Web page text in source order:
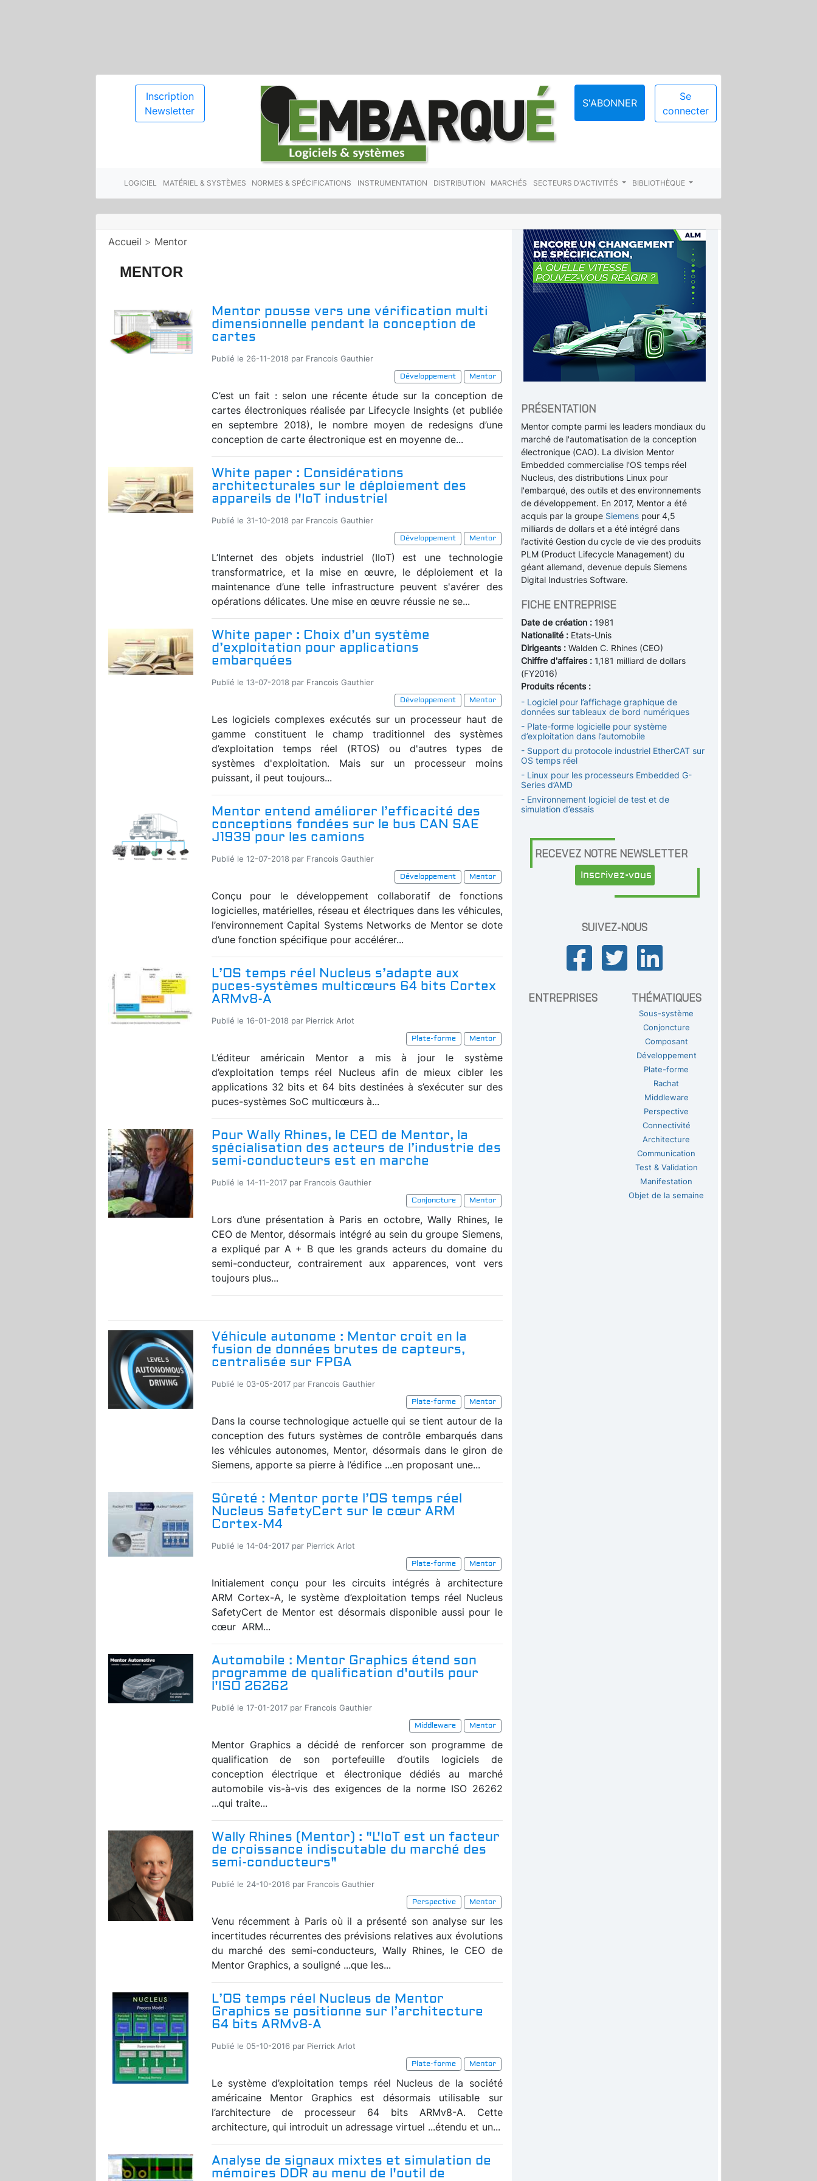
Inscription
Newsletter
S'ABONNER
Se
connecter
LOGICIEL MATÉRIEL & SYSTÈMES NORMES & SPÉCIFICATIONS INSTRUMENTATION DISTRIBUTION MARCHÉS SECTEURS D'ACTIVITÉS BIBLIOTHÈQUE
Accueil > Mentor
MENTOR
Mentor pousse vers une vérification multi
dimensionnelle pendant la conception de
cartes
Publié le 26-11-2018 par Francois Gauthier
Développement
Mentor
C’est un fait : selon une récente étude sur la conception de
cartes électroniques réalisée par Lifecycle Insights (et publiée
en septembre 2018), le nombre moyen de redesigns d’une
conception de carte électronique est en moyenne de...
White paper : Considérations
architecturales sur le déploiement des
appareils de l'IoT industriel
Publié le 31-10-2018 par Francois Gauthier
Développement
Mentor
L’Internet des objets industriel (IIoT) est une technologie
transformatrice, et la mise en œuvre, le déploiement et la
maintenance d’une telle infrastructure peuvent s'avérer des
opérations délicates. Une mise en œuvre réussie ne se...
White paper : Choix d’un système
d’exploitation pour applications
embarquées
Publié le 13-07-2018 par Francois Gauthier
Développement
Mentor
Les logiciels complexes exécutés sur un processeur haut de
gamme constituent le champ traditionnel des systèmes
d’exploitation temps réel (RTOS) ou d'autres types de
systèmes d'exploitation. Mais sur un processeur moins
puissant, il peut toujours...
Mentor entend améliorer l’efficacité des
conceptions fondées sur le bus CAN SAE
J1939 pour les camions
Publié le 12-07-2018 par Francois Gauthier
Développement
Mentor
Conçu pour le développement collaboratif de fonctions
logicielles, matérielles, réseau et électriques dans les véhicules,
l’environnement Capital Systems Networks de Mentor se dote
d’une fonction spécifique pour accélérer...
L’OS temps réel Nucleus s’adapte aux
puces-systèmes multicœurs 64 bits Cortex
ARMv8-A
Publié le 16-01-2018 par Pierrick Arlot
Plate-forme
Mentor
L’éditeur américain Mentor a mis à jour le système
d’exploitation temps réel Nucleus afin de mieux cibler les
applications 32 bits et 64 bits destinées à s’exécuter sur des
puces-systèmes SoC multicœurs à...
Pour Wally Rhines, le CEO de Mentor, la
spécialisation des acteurs de l’industrie des
semi-conducteurs est en marche
Publié le 14-11-2017 par Francois Gauthier
Conjoncture
Mentor
Lors d’une présentation à Paris en octobre, Wally Rhines, le
CEO de Mentor, désormais intégré au sein du groupe Siemens,
a expliqué par A + B que les grands acteurs du domaine du
semi-conducteur, contrairement aux apparences, vont vers
toujours plus...
Véhicule autonome : Mentor croit en la
fusion de données brutes de capteurs,
centralisée sur FPGA
Publié le 03-05-2017 par Francois Gauthier
Plate-forme
Mentor
Dans la course technologique actuelle qui se tient autour de la
conception des futurs systèmes de contrôle embarqués dans
les véhicules autonomes, Mentor, désormais dans le giron de
Siemens, apporte sa pierre à l’édifice ...en proposant une...
Sûreté : Mentor porte l’OS temps réel
Nucleus SafetyCert sur le cœur ARM
Cortex-M4
Publié le 14-04-2017 par Pierrick Arlot
Plate-forme
Mentor
Initialement conçu pour les circuits intégrés à architecture
ARM Cortex-A, le système d’exploitation temps réel Nucleus
SafetyCert de Mentor est désormais disponible aussi pour le
cœur ARM...
Automobile : Mentor Graphics étend son
programme de qualification d'outils pour
l'ISO 26262
Publié le 17-01-2017 par Francois Gauthier
Middleware
Mentor
Mentor Graphics a décidé de renforcer son programme de
qualification de son portefeuille d’outils logiciels de
conception électrique et électronique dédiés au marché
automobile vis-à-vis des exigences de la norme ISO 26262
...qui traite...
Wally Rhines (Mentor) : "L'IoT est un facteur
de croissance indiscutable du marché des
semi-conducteurs"
Publié le 24-10-2016 par Francois Gauthier
Perspective
Mentor
Venu récemment à Paris où il a présenté son analyse sur les
incertitudes récurrentes des prévisions relatives aux évolutions
du marché des semi-conducteurs, Wally Rhines, le CEO de
Mentor Graphics, a souligné ...que les...
L’OS temps réel Nucleus de Mentor
Graphics se positionne sur l’architecture
64 bits ARMv8-A
Publié le 05-10-2016 par Pierrick Arlot
Plate-forme
Mentor
Le système d’exploitation temps réel Nucleus de la société
américaine Mentor Graphics est désormais utilisable sur
l’architecture de processeur 64 bits ARMv8-A. Cette
architecture, qui introduit un adressage virtuel ...étendu et un...
Analyse de signaux mixtes et simulation de
mémoires DDR au menu de l'outil de
PRÉSENTATION
Mentor compte parmi les leaders mondiaux du
marché de l'automatisation de la conception
électronique (CAO). La division Mentor
Embedded commercialise l'OS temps réel
Nucleus, des distributions Linux pour
l'embarqué, des outils et des environnements
de développement. En 2017, Mentor a été
acquis par la groupe Siemenspour 4,5
milliards de dollars et a été intégré dans
l’activité Gestion du cycle de vie des produits
PLM (Product Lifecycle Management) du
géant allemand, devenue depuis Siemens
Digital Industries Software.
FICHE ENTREPRISE
Date de création : 1981
Nationalité : Etats-Unis
Dirigeants : Walden C. Rhines (CEO)
Chiffre d'affaires : 1,181 milliard de dollars
(FY2016)
Produits récents :
- Logiciel pour l’affichage graphique de
données sur tableaux de bord numériques
- Plate-forme logicielle pour système
d’exploitation dans l’automobile
- Support du protocole industriel EtherCAT sur
OS temps réel
- Linux pour les processeurs Embedded G-
Series d’AMD
- Environnement logiciel de test et de
simulation d’essais
RECEVEZ NOTRE NEWSLETTER
Inscrivez-vous
SUIVEZ-NOUS
ENTREPRISES THÉMATIQUES
Sous-système
Conjoncture
Composant
Développement
Plate-forme
Rachat
Middleware
Perspective
Connectivité
Architecture
Communication
Test & Validation
Manifestation
Objet de la semaine